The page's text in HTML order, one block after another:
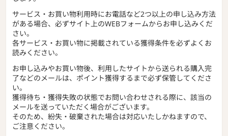
サービス・お買い物利用時にお電話など2つ以上の申し込み方法
がある場合、必ずサイト上のWEBフォームからお申し込みくだ
さい。
各サービス・お買い物に掲載されている獲得条件を必ずよくお
読みください。
お申し込みやお買い物後、利用したサイトから送られる購入完
了などのメールは、ポイント獲得するまで必ず保管してくださ
い。
獲得待ち・獲得失敗の状態でお問い合わせされる際に、該当の
メールを送っていただく場合がございます。
そのため、紛失・破棄された場合は対応いたしかねますので、
ご注意ください。